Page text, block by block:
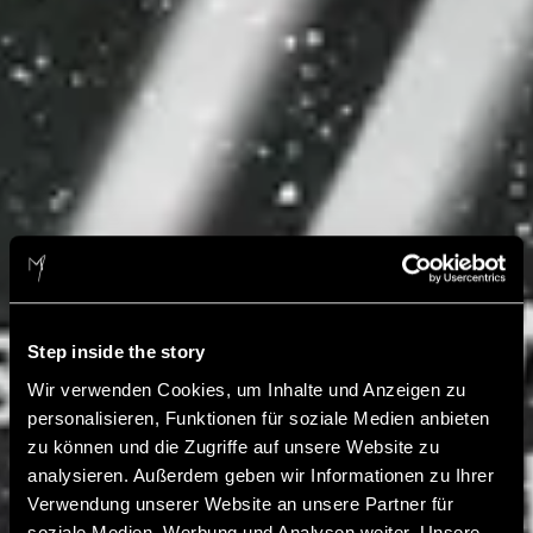
Step inside the story
Wir verwenden Cookies, um Inhalte und Anzeigen zu
personalisieren, Funktionen für soziale Medien anbieten
zu können und die Zugriffe auf unsere Website zu
analysieren. Außerdem geben wir Informationen zu Ihrer
Verwendung unserer Website an unsere Partner für